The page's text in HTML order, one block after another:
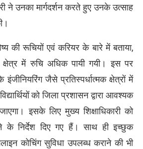
ने उनका मार्गदर्शन करते हुए उनके उत्साह
की रूचियों एवं करियर के बारे में बताया,
क्षेत्र में रुचि अधिक पायी गयी। इस पर
इंजीनियरिंग जैसे प्रतिस्पर्धात्मक क्षेत्रों में
को जिला प्रशासन द्वारा आवश्यक
इसके लिए मुख्य शिक्षाधिकारी को
के निर्देश दिए गए हैं। साथ ही इच्छुक
कोचिंग सुविधा उपलब्ध कराने की भी